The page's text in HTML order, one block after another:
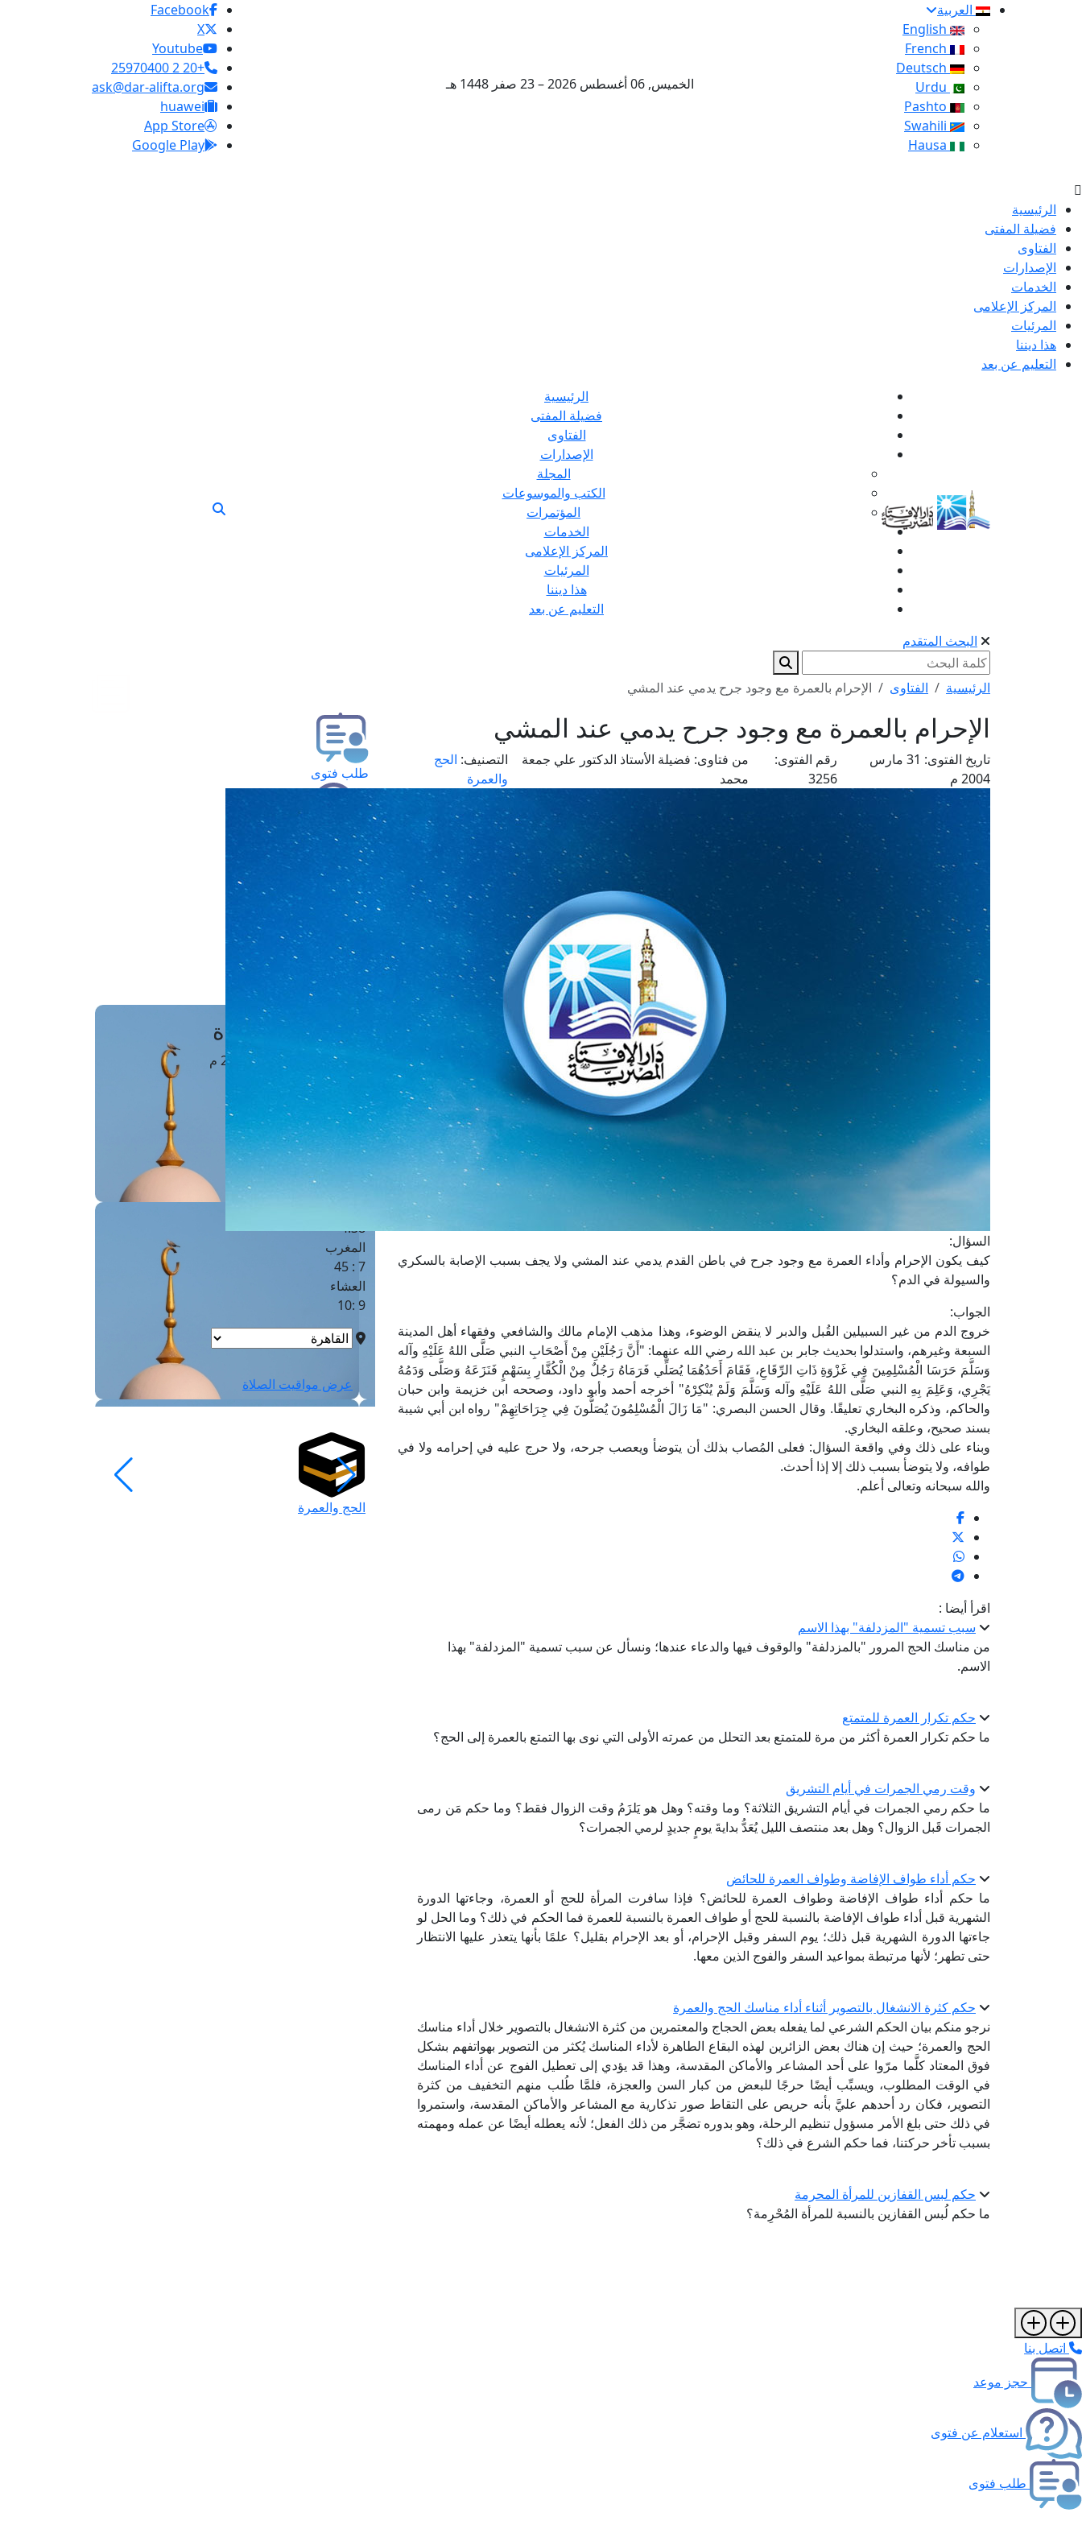
العربية
الخميس, 06 أغسطس 2026 – 23 صفر 1448 هـ
Facebook
X
Youtube
+20 2 25970400
ask@dar-alifta.org
huawei
App Store
Google Play
الرئيسية
فضيلة المفتى
الفتاوى
الإصدارات
الخدمات
المركز الإعلامى
المرئيات
هذا ديننا
التعليم عن بعد
الرئيسية
فضيلة المفتى
الفتاوى
الإصدارات
المجلة
الكتب والموسوعات
المؤتمرات
الخدمات
المركز الإعلامى
المرئيات
هذا ديننا
التعليم عن بعد
البحث المتقدم
الرئيسية الفتاوى الإحرام بالعمرة مع وجود جرح يدمي عند المشي
الإحرام بالعمرة مع وجود جرح يدمي عند المشي
تاريخ الفتوى:
31 مارس
2004 م
رقم الفتوى:
3256
من فتاوى: فضيلة الأستاذ الدكتور علي جمعة
محمد
التصنيف: الحج
والعمرة
السؤال:
كيف يكون الإحرام وأداء العمرة مع وجود جرح في باطن القدم يدمي عند المشي ولا يجف بسبب الإصابة بالسكري
والسيولة في الدم؟
الجواب:
خروج الدم من غير السبيلين القُبل والدبر لا ينقض الوضوء، وهذا مذهب الإمام مالك والشافعي وفقهاء أهل المدينة
السبعة وغيرهم، واستدلوا بحديث جابر بن عبد الله رضي الله عنهما: "أَنَّ رَجُلَيْنِ مِنْ أَصْحَابِ النبي صَلَّى اللهُ عَلَيْهِ وآله
وَسَلَّمَ حَرَسَا الْمُسْلِمِينَ فِي غَزْوَةِ ذَاتِ الرِّقَاعِ، فَقَامَ أَحَدُهُمَا يُصَلِّي فَرَمَاهُ رَجُلٌ مِنْ الْكُفَّارِ بِسَهْمٍ فَنَزَعَهُ وَصَلَّى وَدَمُهُ
يَجْرِي، وَعَلِمَ بِهِ النبي صَلَّى اللهُ عَلَيْهِ وآله وَسَلَّمَ وَلَمْ يُنْكِرْهُ" أخرجه أحمد وأبو داود، وصححه ابن خزيمة وابن حبان
والحاكم، وذكره البخاري تعليقًا. وقال الحسن البصري: "مَا زَالَ الْمُسْلِمُونَ يُصَلُّونَ فِي جِرَاحَاتِهِمْ" رواه ابن أبي شيبة
بسند صحيح، وعلقه البخاري.
وبناء على ذلك وفي واقعة السؤال: فعلى المُصاب بذلك أن يتوضأ ويعصب جرحه، ولا حرج عليه في إحرامه ولا في
طوافه، ولا يتوضأ بسبب ذلك إلا إذا أحدث.
والله سبحانه وتعالى أعلم.
اقرأ أيضا :
سبب تسمية "المزدلفة" بهذا الاسم
من مناسك الحج المرور "بالمزدلفة" والوقوف فيها والدعاء عندها؛ ونسأل عن سبب تسمية "المزدلفة" بهذا
الاسم.
حكم تكرار العمرة للمتمتع
ما حكم تكرار العمرة أكثر من مرة للمتمتع بعد التحلل من عمرته الأولى التي نوى بها التمتع بالعمرة إلى الحج؟
وقت رمي الجمرات في أيام التشريق
ما حكم رمي الجمرات في أيام التشريق الثلاثة؟ وما وقته؟ وهل هو يَلزَمُ وقت الزوال فقط؟ وما حكم مَن رمى
الجمرات قَبل الزوال؟ وهل بعد منتصف الليل يُعَدُّ بدايةَ يومٍ جديدٍ لرمي الجمرات؟
حكم أداء طواف الإفاضة وطواف العمرة للحائض
ما حكم أداء طواف الإفاضة وطواف العمرة للحائض؟ فإذا سافرت المرأة للحج أو العمرة، وجاءتها الدورة
الشهرية قبل أداء طواف الإفاضة بالنسبة للحج أو طواف العمرة بالنسبة للعمرة فما الحكم في ذلك؟ وما الحل لو
جاءتها الدورة الشهرية قبل ذلك؛ يوم السفر وقبل الإحرام، أو بعد الإحرام بقليل؟ علمًا بأنها يتعذر عليها الانتظار
حتى تطهر؛ لأنها مرتبطة بمواعيد السفر والفوج الذين معها.
حكم كثرة الانشغال بالتصوير أثناء أداء مناسك الحج والعمرة
نرجو منكم بيان الحكم الشرعي لما يفعله بعض الحجاج والمعتمرين من كثرة الانشغال بالتصوير خلال أداء مناسك
الحج والعمرة؛ حيث إن هناك بعض الزائرين لهذه البقاع الطاهرة لأداء المناسك يُكثر من التصوير بهواتفهم بشكل
فوق المعتاد كلَّما مرّوا على أحد المشاعر والأماكن المقدسة، وهذا قد يؤدي إلى تعطيل الفوج عن أداء المناسك
في الوقت المطلوب، ويسبِّب أيضًا حرجًا للبعض من كبار السن والعجزة، فلمَّا طُلب منهم التخفيف من كثرة
التصوير، فكان رد أحدهم عليَّ بأنه حريص على التقاط صور تذكارية مع المشاعر والأماكن المقدسة، واستمروا
في ذلك حتى بلغ الأمر مسؤول تنظيم الرحلة، وهو بدوره تضجَّر من ذلك الفعل؛ لأنه يعطله أيضًا عن عمله ومهمته
بسبب تأخر حركتنا، فما حكم الشرع في ذلك؟
حكم لبس القفازين للمرأة المحرمة
ما حكم لُبس القفازين بالنسبة للمرأة المُحْرِمة؟
طلب فتوى
استعلام عن فتوى
حجز موعد
الفتوى الهاتفية
مَواقِيتُ الصَّـــلاة
القاهرة · 06 أغسطس 2026 م
4 :40
الشروق
6 :17
4:38
المغرب
7 : 45
العشاء
9 :10
عرض مواقيت الصلاة
الحج والعمرة
اتصل بنا
حجز موعد
استعلام عن فتوى
طلب فتوى